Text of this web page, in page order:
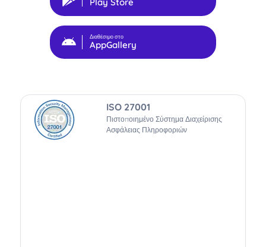
Διαθέσιμο στο
AppGallery
ISO 27001
Πιστοποιημένο Σύστημα Διαχείρισης
Ασφάλειας Πληροφοριών